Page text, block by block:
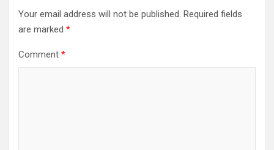
Your email address will not be published. Required fields
are marked *
Comment *